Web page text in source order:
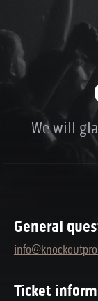
We will
General
Ticket